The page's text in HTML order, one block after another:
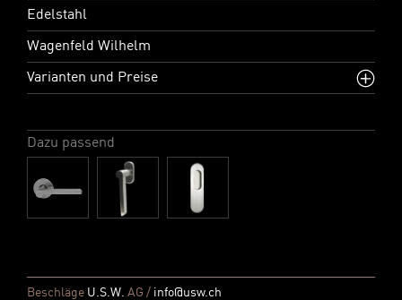
Edelstahl
Wagenfeld Wilhelm
Varianten und Preise
Dazu passend
Beschläge U.S.W. AG / info@usw.ch